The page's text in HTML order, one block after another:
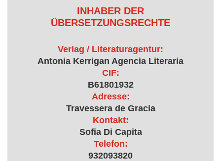
INHABER DER
ÜBERSETZUNGSRECHTE
Verlag / Literaturagentur:
Antonia Kerrigan Agencia Literaria
CIF:
B61801932
Adresse:
Travessera de Gracia
Kontakt:
Sofia Di Capita
Telefon:
932093820